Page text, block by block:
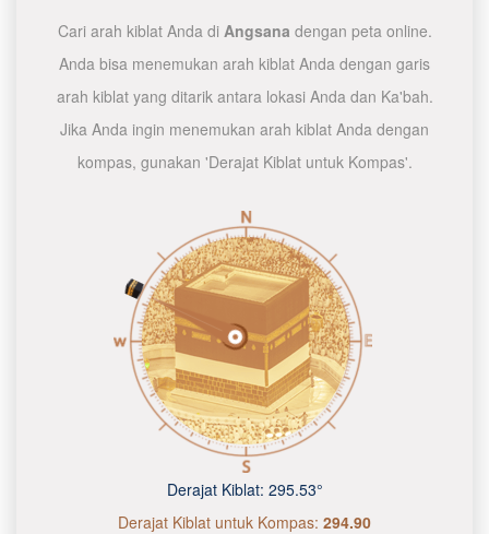
Cari arah kiblat Anda di Angsana dengan peta online.
Anda bisa menemukan arah kiblat Anda dengan garis
arah kiblat yang ditarik antara lokasi Anda dan Ka'bah.
Jika Anda ingin menemukan arah kiblat Anda dengan
kompas, gunakan 'Derajat Kiblat untuk Kompas'.
Derajat Kiblat: 295.53°
Derajat Kiblat untuk Kompas: 294.90